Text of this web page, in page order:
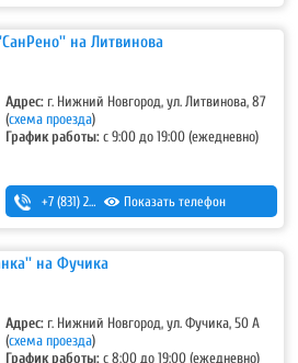
на Литвинова
Адрес: г. Нижний Новгород, ул. Литвинова, 87
(схема проезда)
График работы:с 9:00 до 19:00 (ежедневно)
+7 (831) 280-69-88 Показать телефон
на Фучика
Адрес: г. Нижний Новгород, ул. Фучика, 50 А
(схема проезда)
График работы:с 8:00 до 19:00 (ежедневно)